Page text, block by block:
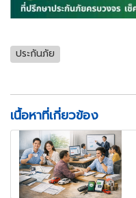
ประกันภัย
เนื้อหาที่เกี่ยวข้อง